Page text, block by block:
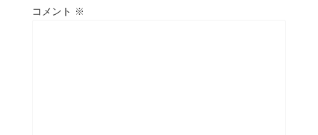
コメント ※